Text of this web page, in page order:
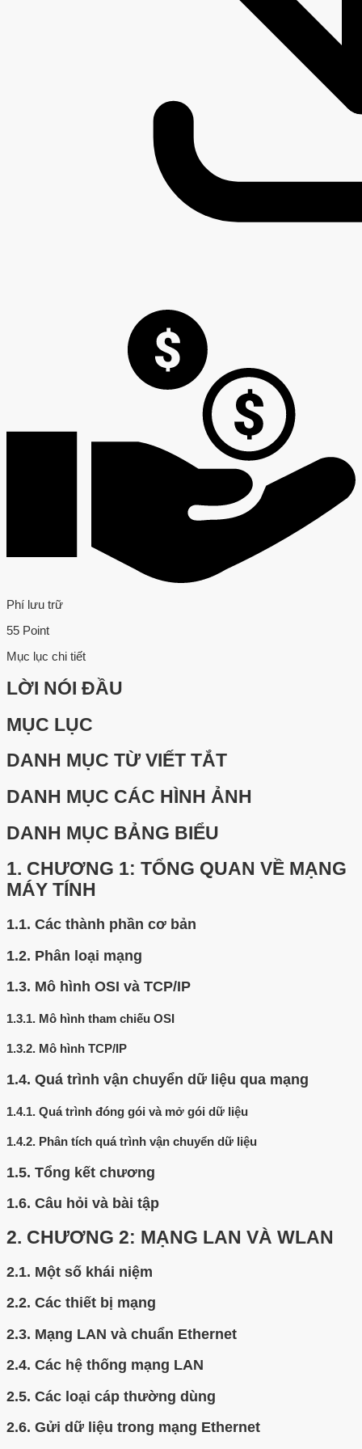
Phí lưu trữ
55 Point
Mục lục chi tiết
LỜI NÓI ĐẦU
MỤC LỤC
DANH MỤC TỪ VIẾT TẮT
DANH MỤC CÁC HÌNH ẢNH
DANH MỤC BẢNG BIỂU
1. CHƯƠNG 1: TỔNG QUAN VỀ MẠNG
MÁY TÍNH
1.1. Các thành phần cơ bản
1.2. Phân loại mạng
1.3. Mô hình OSI và TCP/IP
1.3.1. Mô hình tham chiếu OSI
1.3.2. Mô hình TCP/IP
1.4. Quá trình vận chuyển dữ liệu qua mạng
1.4.1. Quá trình đóng gói và mở gói dữ liệu
1.4.2. Phân tích quá trình vận chuyển dữ liệu
1.5. Tổng kết chương
1.6. Câu hỏi và bài tập
2. CHƯƠNG 2: MẠNG LAN VÀ WLAN
2.1. Một số khái niệm
2.2. Các thiết bị mạng
2.3. Mạng LAN và chuẩn Ethernet
2.4. Các hệ thống mạng LAN
2.5. Các loại cáp thường dùng
2.6. Gửi dữ liệu trong mạng Ethernet